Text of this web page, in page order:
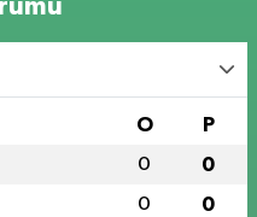
O P
0 0
0 0